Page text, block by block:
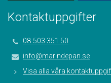
Kontaktuppgifter
08-503 351 50
info@marindepan.se
Visa alla våra